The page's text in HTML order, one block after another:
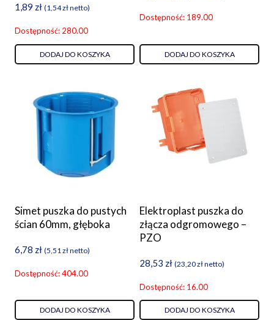
1,89 zł (1,54złnetto)
Dostępność: 280.00
DODAJ DO KOSZYKA
Dostępność: 189.00
DODAJ DO KOSZYKA
Simet puszka do pustych
ścian 60mm, głęboka
6,78 zł (5,51 złnetto)
Dostępność: 404.00
DODAJ DO KOSZYKA
Elektroplast puszka do
złącza odgromowego –
PZO
28,53 zł (23,20złnetto)
Dostępność: 16.00
DODAJ DO KOSZYKA